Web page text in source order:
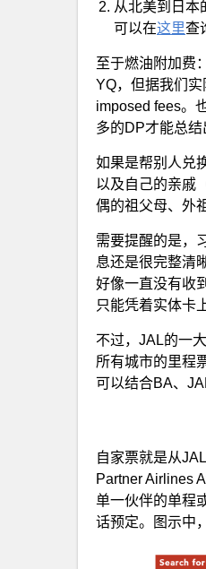
从北美到日本
可以在这里查
至于燃油附加费
YQ，但据我们
imposed fees。
多的DP才能总结
如果是帮别人兑
以及自己的亲戚
偶的祖父母、外
需要提醒的是，
息还是很完整清
好像一直没有收
只能凭着实体卡
不过，JAL的一
所有城市的里程
可以结合BA、
自家票就是从
Partner Airlines
单一伙伴的单程
话预定。图示中